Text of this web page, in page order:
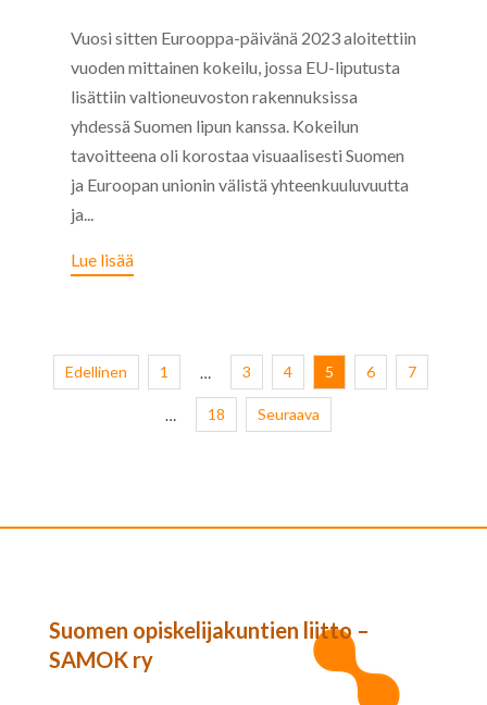
Vuosi sitten Eurooppa-päivänä 2023 aloitettiin
vuoden mittainen kokeilu, jossa EU-liputusta
lisättiin valtioneuvoston rakennuksissa
yhdessä Suomen lipun kanssa. Kokeilun
tavoitteena oli korostaa visuaalisesti Suomen
ja Euroopan unionin välistä yhteenkuuluvuutta
ja...
Lue lisää
Edellinen 1 … 3 4 5 6 7
… 18 Seuraava
Suomen opiskelijakuntien liitto –
SAMOK ry